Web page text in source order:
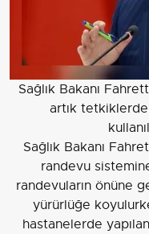
Sağlık Bakanı
artık
Sağlık Bakanı
randevu
randevuların önüne
yürürlüğe
hastanelerde